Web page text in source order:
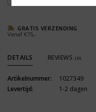
GRATIS VERZENDING
Vanaf €75,-
DETAILS REVIEWS (0)
Artikelnummer:
1027349
Levertijd:
1-2 dagen